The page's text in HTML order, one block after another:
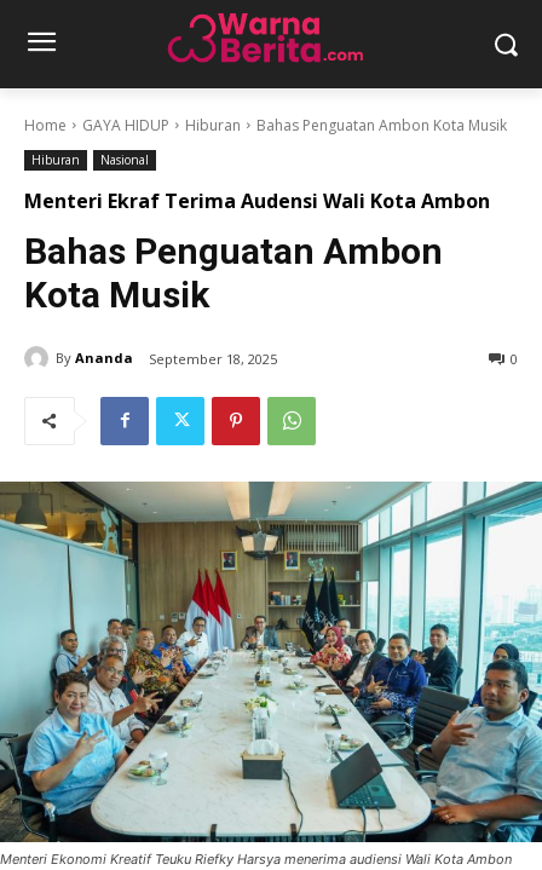
Home GAYA HIDUP Hiburan Bahas Penguatan Ambon Kota Musik
Hiburan Nasional
Menteri Ekraf Terima Audensi Wali Kota Ambon
Bahas Penguatan Ambon
Kota Musik
By Ananda September 18, 2025 0
Menteri Ekonomi Kreatif Teuku Riefky Harsya menerima audiensi Wali Kota Ambon